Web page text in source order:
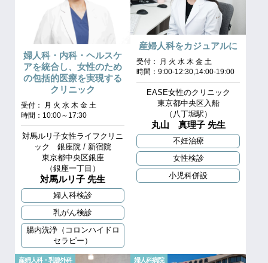
婦人科・内科・ヘルスケ
アを統合し、女性のため
の包括的医療を実現する
クリニック
受付： 月 火 水 木 金 土
時間：10:00～17:30
対馬ルリ子女性ライフクリニ
ック 銀座院 / 新宿院
東京都中央区銀座
（銀座一丁目）
対馬ルリ子 先生
婦人科検診
乳がん検診
腸内洗浄（コロンハイドロ
セラピー）
産婦人科をカジュアルに
受付： 月 火 水 木 金 土
時間：9:00-12:30,14:00-19:00
EASE女性のクリニック
東京都中央区入船
（八丁堀駅）
丸山 真理子 先生
不妊治療
女性検診
小児科併設
産婦人科・乳腺外科 婦人科病院